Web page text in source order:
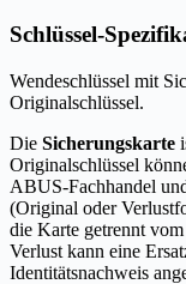
Schlüssel-
Wendeschlüssel mit
Originalschlüssel.
Die Sicherungskarte
Originalschlüssel
ABUS-Fachhandel
(Original oder
die Karte getrennt
Verlust kann eine
Identitätsnachweis